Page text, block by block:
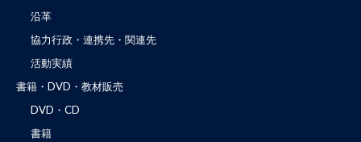
沿革
協力行政・連携先・関連先
活動実績
書籍・DVD・教材販売
DVD・CD
書籍